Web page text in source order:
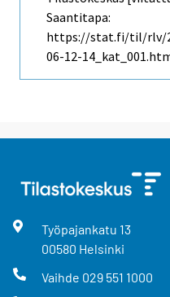
Saantitapa:
https://stat.fi/til/rlv/
06-12-
Työpajankatu 13
00580 Helsinki
Vaihde 029 551 1000